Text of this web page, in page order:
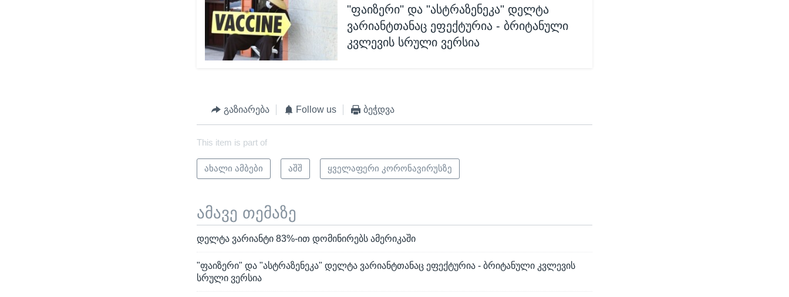
"ფაიზერი" და "ასტრაზენეკა" დელტა
ვარიანტთანაც ეფექტურია - ბრიტანული
კვლევის სრული ვერსია
გაზიარება Follow us ბეჭდვა
This item is part of
ახალი ამბები აშშ ყველაფერი კორონავირუსზე
ამავე თემაზე
დელტა ვარიანტი 83%-ით დომინირებს ამერიკაში
"ფაიზერი" და "ასტრაზენეკა" დელტა ვარიანტთანაც ეფექტურია - ბრიტანული კვლევის
სრული ვერსია